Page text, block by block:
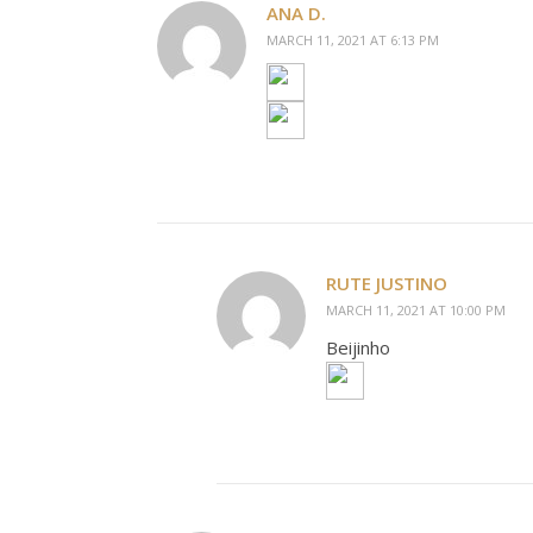
ANA D.
MARCH 11, 2021 AT 6:13 PM
RUTE JUSTINO
MARCH 11, 2021 AT 10:00 PM
Beijinho